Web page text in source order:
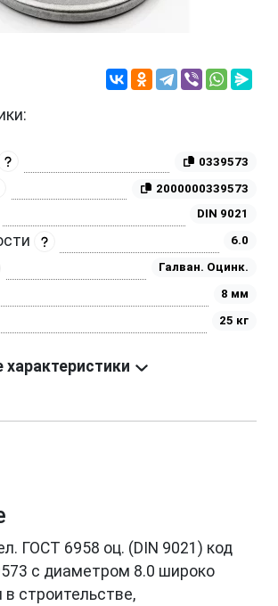
0339573
2000000339573
DIN 9021
6.0
Галван. Оцинк.
8 мм
25 кг
характеристики
ГОСТ 6958 оц. (DIN 9021) код
с диаметром 8.0 широко
в строительстве,